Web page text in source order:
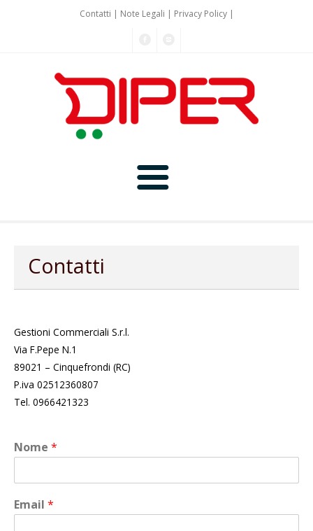
Contatti | Note Legali | Privacy Policy|
I Nostri Negozi
I Nostri Marchi
Virgory
Contatti
Gestioni Commerciali S.r.l.
Via F.Pepe N.1
89021 – Cinquefrondi (RC)
P.iva 02512360807
Tel. 0966421323
Nome *
Email *